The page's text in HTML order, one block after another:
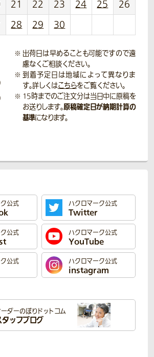
21 22 23 24 25
26
28 29 30
出荷日は早めることも可能ですので遠
慮なくご相談ください。
到着予定日は地域によって異なりま
す。詳しくはこちらをご覧ください。
15時までのご注文分は当日中に原稿を
お送りします。原稿確定日が納期計算の
基準になります。
公式 ハクロマーク公式
Twitter
公式 ハクロマーク公式
YouTube
公式 ハクロマーク公式
instagram
ダーのぼりドットコム
タッフブログ